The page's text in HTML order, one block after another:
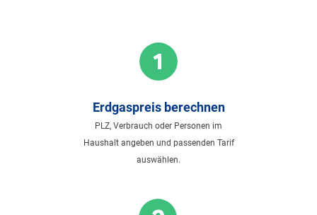
Erdgaspreis berechnen
PLZ, Verbrauch oder Personen im
Haushalt angeben und passenden Tarif
auswählen.